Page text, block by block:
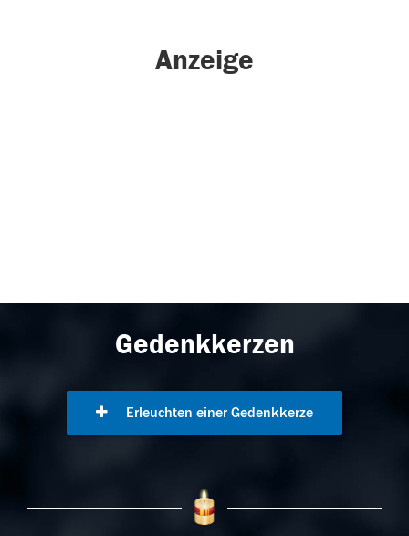
Anzeige
Gedenkkerzen
Erleuchten einer Gedenkkerze